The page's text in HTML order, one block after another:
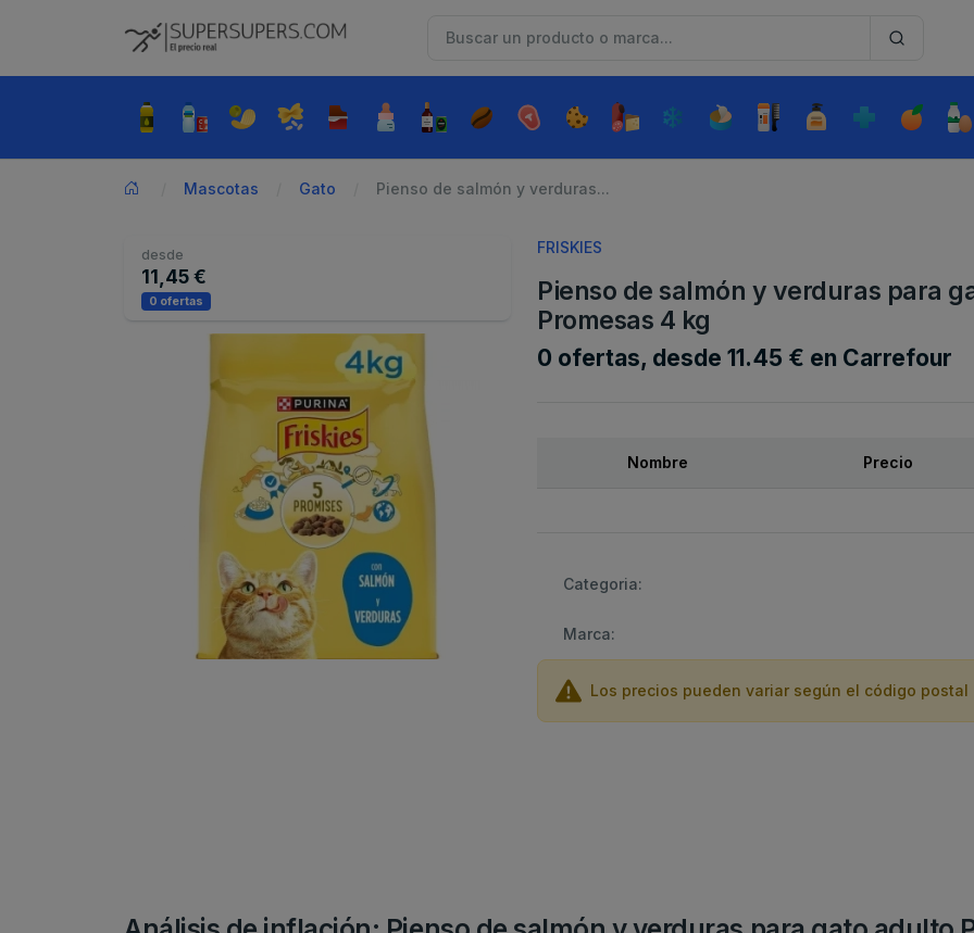
Mascotas Gato Pienso de salmón y verduras...
desde
11,45 €
0 ofertas
FRISKIES
Pienso de salmón y verduras para
Promesas 4 kg
0 ofertas, desde 11.45 € en Carrefour
Nombre Precio
Categoria:
Marca:
Los precios pueden variar según el código